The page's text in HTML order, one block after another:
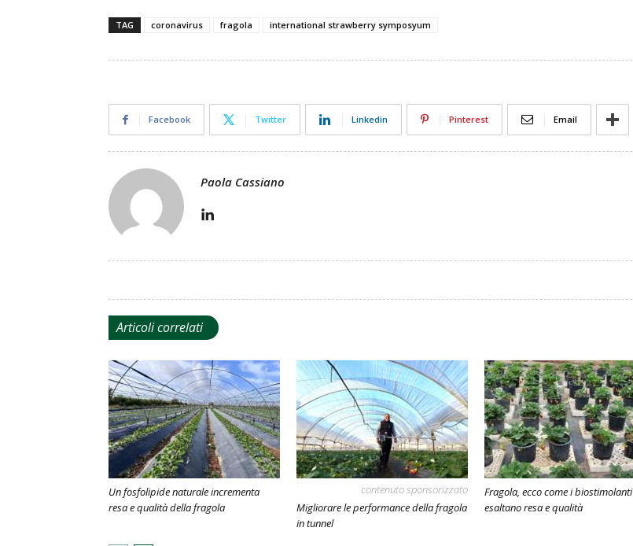
TAG coronavirus fragola international strawberry symposyum
Facebook Twitter Linkedin Pinterest Email
Paola Cassiano
Articoli correlati
Un fosfolipide naturale incrementa
resa e qualità della fragola
contenuto sponsorizzato
Migliorare le performance della fragola
in tunnel
Fragola, ecco come i biostimolanti
esaltano resa e qualità